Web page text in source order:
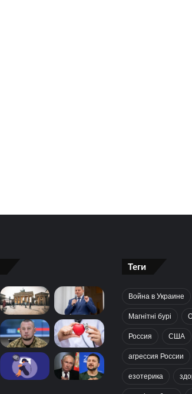
Теги
Война в Украине
Магнітні бурі
Россия США
агрессия России
езотерика